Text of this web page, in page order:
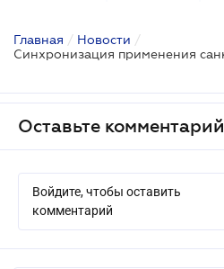
Главная / Новости /
Оставьте комментарий
Войдите, чтобы оставить
комментарий